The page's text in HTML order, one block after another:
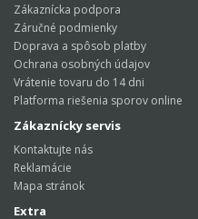
Zákaznícka podpora
Záručné podmienky
Doprava a spôsob platby
Ochrana osobných údajov
Vrátenie tovaru do 14 dni
Platforma riešenia sporov online
Zákaznícky servis
Kontaktujte nás
Reklamácie
Mapa stránok
Extra